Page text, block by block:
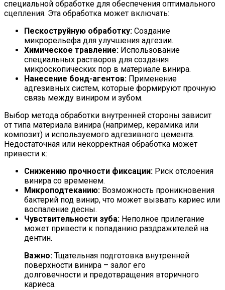
специальной обработке для обеспечения оптимального
сцепления. Эта обработка может включать:
Пескоструйную обработку: Создание
микрорельефа для улучшения адгезии.
Химическое травление: Использование
специальных растворов для создания
микроскопических пор в материале винира.
Нанесение бонд-агентов: Применение
адгезивных систем, которые формируют прочную
связь между виниром и зубом.
Выбор метода обработки внутренней стороны зависит
от типа материала винира (например, керамика или
композит) и используемого адгезивного цемента.
Недостаточная или некорректная обработка может
привести к:
Снижению прочности фиксации: Риск отслоения
винира со временем.
Микроподтеканию: Возможность проникновения
бактерий под винир, что может вызвать кариес или
воспаление десны.
Чувствительности зуба: Неполное прилегание
может привести к попаданию раздражителей на
дентин.
Важно: Тщательная подготовка внутренней
поверхности винира – залог его
долговечности и предотвращения вторичного
кариеса.